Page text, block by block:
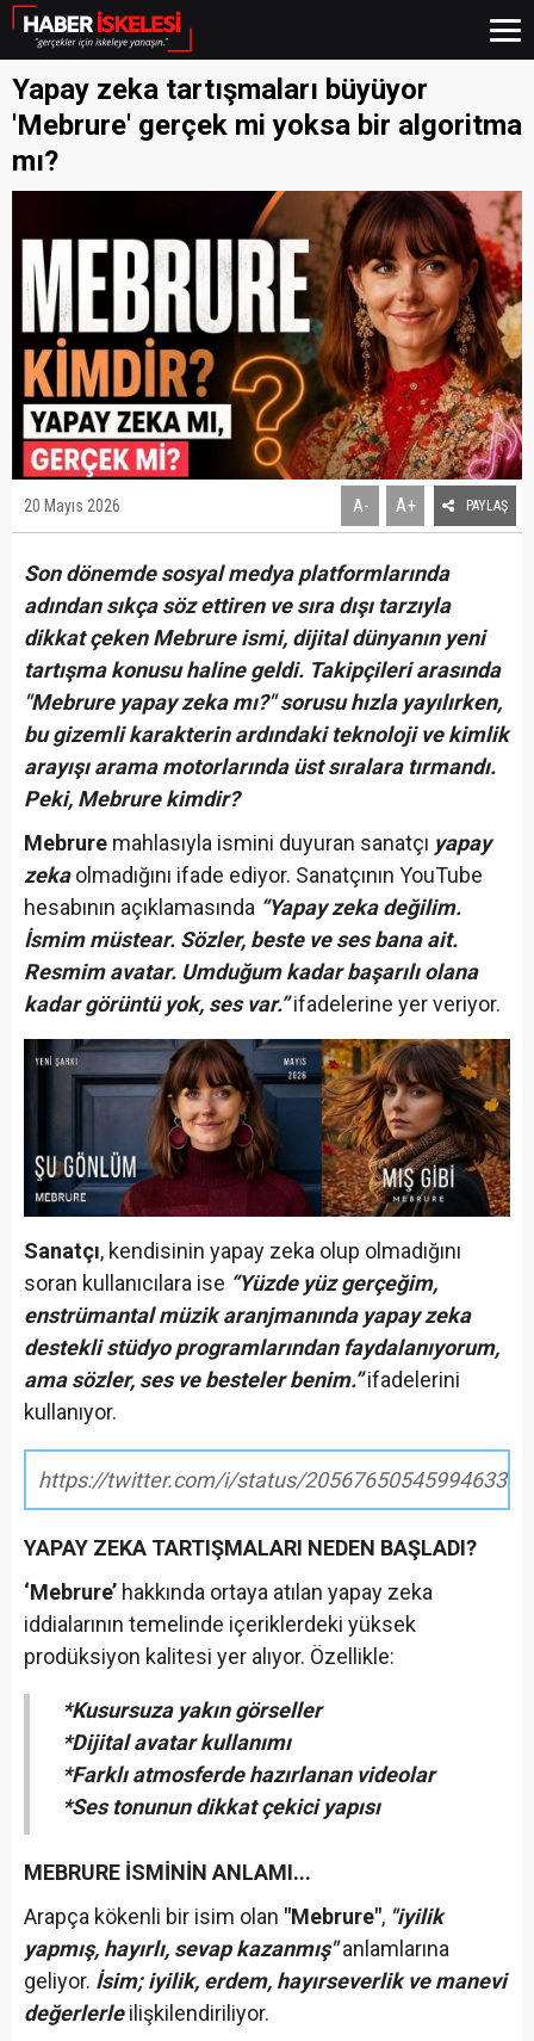
Yapay zeka tartışmaları büyüyor
'Mebrure' gerçek mi yoksa bir algoritma
mı?
20 Mayıs 2026 A- A+ PAYLAŞ
Son dönemde sosyal medya platformlarında
adından sıkça söz ettiren ve sıra dışı tarzıyla
dikkat çeken Mebrure ismi, dijital dünyanın yeni
tartışma konusu haline geldi. Takipçileri arasında
"Mebrure yapay zeka mı?" sorusu hızla yayılırken,
bu gizemli karakterin ardındaki teknoloji ve kimlik
arayışı arama motorlarında üst sıralara tırmandı.
Peki, Mebrure kimdir?
Mebrure mahlasıyla ismini duyuran sanatçı yapay
zekaolmadığını ifade ediyor. Sanatçının YouTube
hesabının açıklamasında “Yapay zeka değilim.
İsmim müstear. Sözler, beste ve ses bana ait.
Resmim avatar. Umduğum kadar başarılı olana
kadar görüntü yok, ses var.”ifadelerine yer veriyor.
Sanatçı, kendisinin yapay zeka olup olmadığını
soran kullanıcılara ise “Yüzde yüz gerçeğim,
enstrümantal müzik aranjmanında yapay zeka
destekli stüdyo programlarından faydalanıyorum,
ama sözler, ses ve besteler benim.”ifadelerini
kullanıyor.
https://twitter.com/i/status/2056765054599463391
YAPAY ZEKA TARTIŞMALARI NEDEN BAŞLADI?
‘Mebrure’ hakkında ortaya atılan yapay zeka
iddialarının temelinde içeriklerdeki yüksek
prodüksiyon kalitesi yer alıyor. Özellikle:
*Kusursuza yakın görseller
*Dijital avatar kullanımı
*Farklı atmosferde hazırlanan videolar
*Ses tonunun dikkat çekici yapısı
MEBRURE İSMİNİN ANLAMI...
Arapça kökenli bir isim olan "Mebrure", "iyilik
yapmış, hayırlı, sevap kazanmış"anlamlarına
geliyor. İsim; iyilik, erdem, hayırseverlik ve manevi
değerlerleilişkilendiriliyor.